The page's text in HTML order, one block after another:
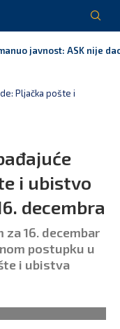
javnost: ASK nije
Pljačka pošte i
i ubistvo
decembra
16. decembar
postupku u
i ubistva